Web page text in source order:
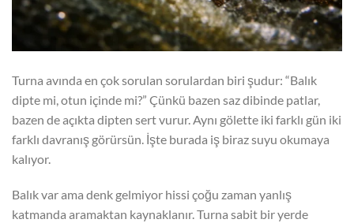
Turna avında en çok sorulan sorulardan biri şudur: “Balık
dipte mi, otun içinde mi?” Çünkü bazen saz dibinde patlar,
bazen de açıkta dipten sert vurur. Aynı gölette iki farklı gün iki
farklı davranış görürsün. İşte burada iş biraz suyu okumaya
kalıyor.
Balık var ama denk gelmiyor hissi çoğu zaman yanlış
katmanda aramaktan kaynaklanır. Turna sabit bir yerde